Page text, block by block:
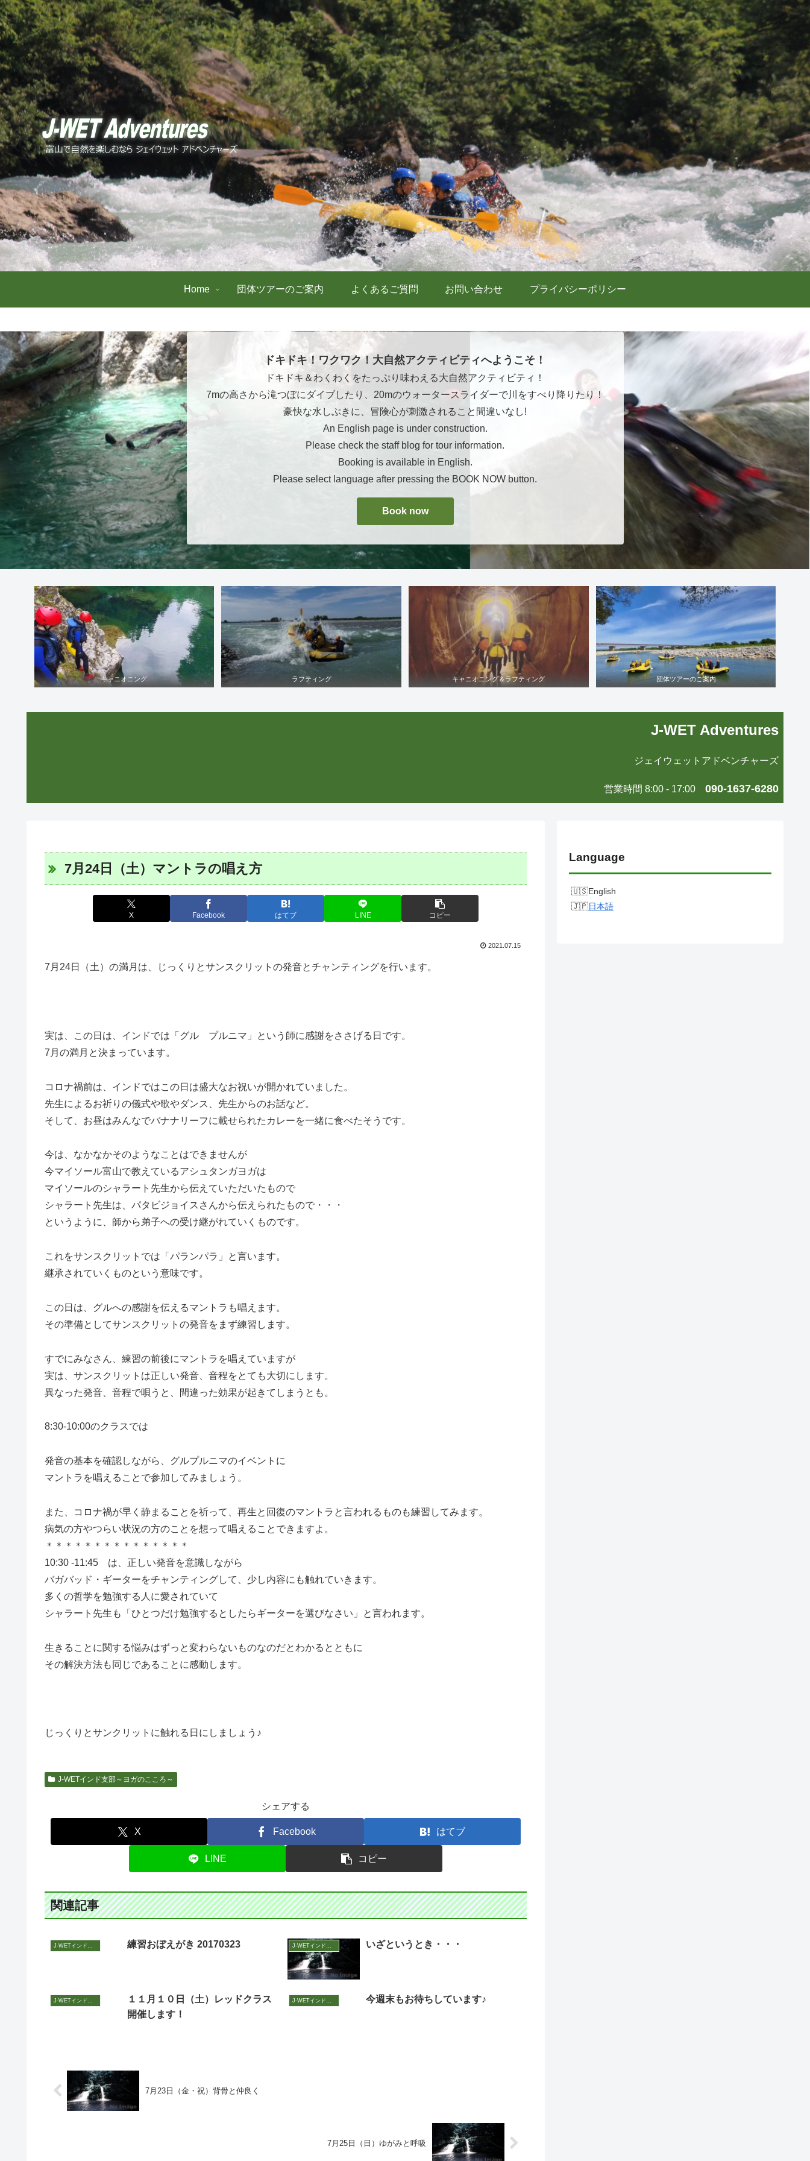
Home 団体ツアーのご案内 よくあるご質問 お問い合わせ プライバシーポリシー
ドキドキ！ワクワク！大自然アクティビティへようこそ！
ドキドキ＆わくわくをたっぷり味わえる大自然アクティビティ！
7mの高さから滝つぼにダイブしたり、20mのウォータースライダーで川をすべり降りたり！
豪快な水しぶきに、冒険心が刺激されること間違いなし!
An English page is under construction.
Please check the staff blog for tour information.
Booking is available in English.
Please select language after pressing the BOOK NOW button.
Book now
キャニオニング ラフティング キャニオニング＆ラフティング 団体ツアーのご案内
J-WET Adventures
ジェイウェットアドベンチャーズ
営業時間 8:00 - 17:00 090-1637-6280
7月24日（土）マントラの唱え方
X Facebook はてブ LINE コピー
2021.07.15
7月24日（土）の満月は、じっくりとサンスクリットの発音とチャンティングを行います。
実は、この日は、インドでは「グル プルニマ」という師に感謝をささげる日です。
7月の満月と決まっています。
コロナ禍前は、インドではこの日は盛大なお祝いが開かれていました。
先生によるお祈りの儀式や歌やダンス、先生からのお話など。
そして、お昼はみんなでバナナリーフに載せられたカレーを一緒に食べたそうです。
今は、なかなかそのようなことはできませんが
今マイソール富山で教えているアシュタンガヨガは
マイソールのシャラート先生から伝えていただいたもので
シャラート先生は、パタビジョイスさんから伝えられたもので・・・
というように、師から弟子への受け継がれていくものです。
これをサンスクリットでは「パランパラ」と言います。
継承されていくものという意味です。
この日は、グルへの感謝を伝えるマントラも唱えます。
その準備としてサンスクリットの発音をまず練習します。
すでにみなさん、練習の前後にマントラを唱えていますが
実は、サンスクリットは正しい発音、音程をとても大切にします。
異なった発音、音程で唄うと、間違った効果が起きてしまうとも。
8:30-10:00のクラスでは
発音の基本を確認しながら、グルプルニマのイベントに
マントラを唱えることで参加してみましょう。
また、コロナ禍が早く静まることを祈って、再生と回復のマントラと言われるものも練習してみます。
病気の方やつらい状況の方のことを想って唱えることできますよ。
＊＊＊＊＊＊＊＊＊＊＊＊＊＊＊
10:30 -11:45 は、正しい発音を意識しながら
バガバッド・ギーターをチャンティングして、少し内容にも触れていきます。
多くの哲学を勉強する人に愛されていて
シャラート先生も「ひとつだけ勉強するとしたらギーターを選びなさい」と言われます。
生きることに関する悩みはずっと変わらないものなのだとわかるとともに
その解決方法も同じであることに感動します。
じっくりとサンクリットに触れる日にしましょう♪
J-WETインド支部～ヨガのこころ～
シェアする
X Facebook はてブ
LINE コピー
関連記事
J-WETインド支部～ヨガのこころ～ 練習おぼえがき 20170323 J-WETインド支部～ヨガのこころ～ いざというとき・・・
J-WETインド支部～ヨガのこころ～
１１月１０日（土）レッドクラス
開催します！
J-WETインド支部～ヨガのこころ～ 今週末もお待ちしています♪
7月23日（金・祝）背骨と仲良く
7月25日（日）ゆがみと呼吸
Language
English
日本語